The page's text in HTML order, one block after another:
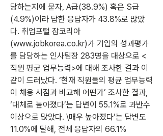
당하는지에 묻자, A급(38.9%) 혹은 S급
(4.9%)이라 답한 응답자가 43.8%로 많았
다. 취업포털 잡코리아
(www.jobkorea.co.kr)가 기업의 성과평가
를 담당하는 인사팀장 283명을 대상으로 <
직원 평균 업무능력>에 대해 조사한 결과 이
같이 드러났다. ‘현재 직원들의 평균 업무능력
이 채용 시점과 비교해 어떤가’ 조사한 결과,
‘대체로 높아졌다’는 답변이 55.1%로 과반수
이상으로 많았다. \매우 높아졌다‘는 답변도
11.0%에 달해, 전체 응답자의 66.1%